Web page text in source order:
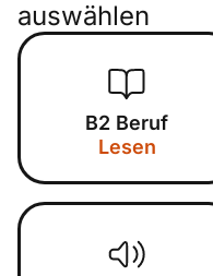
auswählen
B2 Beruf
Lesen